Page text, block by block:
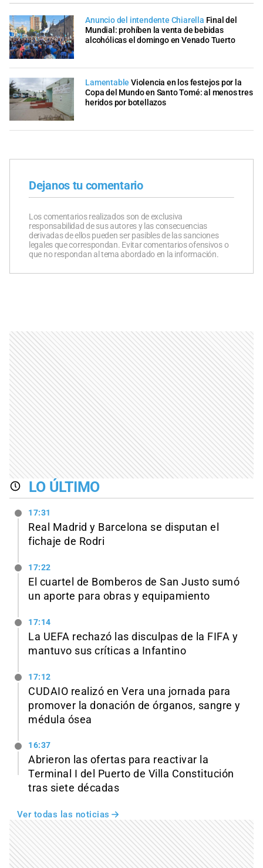
Anuncio del intendente Chiarella Final del
Mundial: prohíben la venta de bebidas
alcohólicas el domingo en Venado Tuerto
Lamentable Violencia en los festejos por la
Copa del Mundo en Santo Tomé: al menos tres
heridos por botellazos
Dejanos tu comentario
Los comentarios realizados son de exclusiva
responsabilidad de sus autores y las consecuencias
derivadas de ellos pueden ser pasibles de las sanciones
legales que correspondan. Evitar comentarios ofensivos o
que no respondan al tema abordado en la información.
LO ÚLTIMO
17:31
Real Madrid y Barcelona se disputan el
fichaje de Rodri
17:22
El cuartel de Bomberos de San Justo sumó
un aporte para obras y equipamiento
17:14
La UEFA rechazó las disculpas de la FIFA y
mantuvo sus críticas a Infantino
17:12
CUDAIO realizó en Vera una jornada para
promover la donación de órganos, sangre y
médula ósea
16:37
Abrieron las ofertas para reactivar la
Terminal I del Puerto de Villa Constitución
tras siete décadas
Ver todas las noticias